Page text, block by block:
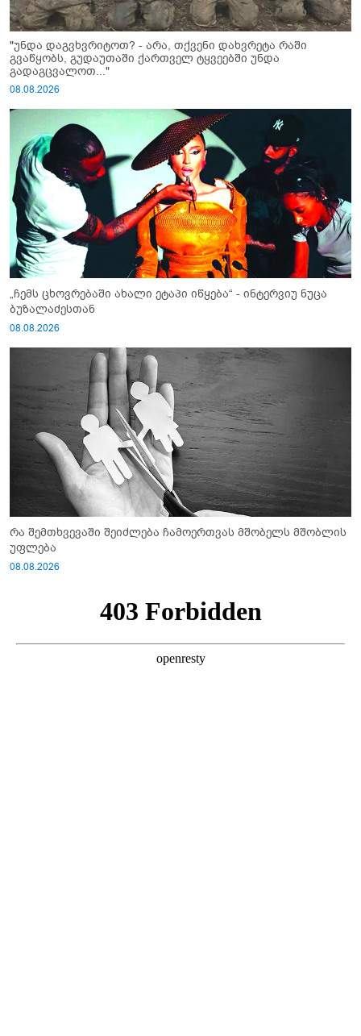
"უნდა დაგვხვრიტოთ? - არა, თქვენი დახვრეტა რაში
გვაწყობს, გუდაუთაში ქართველ ტყვეებში უნდა
გადაგცვალოთ..."
08.08.2026
„ჩემს ცხოვრებაში ახალი ეტაპი იწყება“ - ინტერვიუ ნუცა
ბუზალაძესთან
08.08.2026
რა შემთხვევაში შეიძლება ჩამოერთვას მშობელს მშობლის
უფლება
08.08.2026